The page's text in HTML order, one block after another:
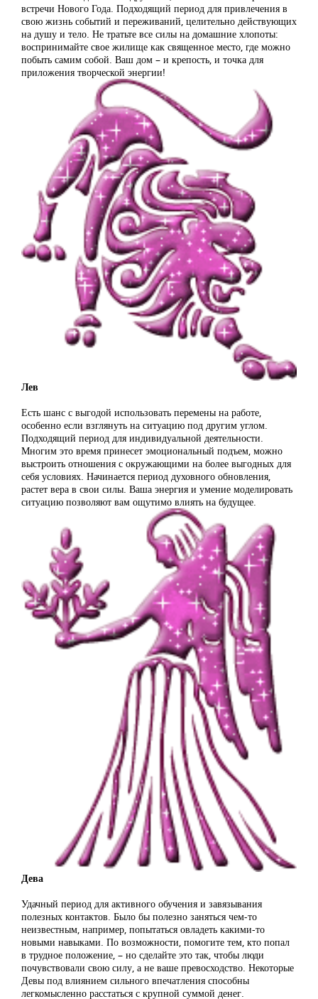
встречи Нового Года. Подходящий период для привлечения в
свою жизнь событий и переживаний, целительно действующих
на душу и тело. Не тратьте все силы на домашние хлопоты:
воспринимайте свое жилище как священное место, где можно
побыть самим собой. Ваш дом – и крепость, и точка для
приложения творческой энергии!
Лев
Есть шанс с выгодой использовать перемены на работе,
особенно если взглянуть на ситуацию под другим углом.
Подходящий период для индивидуальной деятельности.
Многим это время принесет эмоциональный подъем, можно
выстроить отношения с окружающими на более выгодных для
себя условиях. Начинается период духовного обновления,
растет вера в свои силы. Ваша энергия и умение моделировать
ситуацию позволяют вам ощутимо влиять на будущее.
Дева
Удачный период для активного обучения и завязывания
полезных контактов. Было бы полезно заняться чем-то
неизвестным, например, попытаться овладеть какими-то
новыми навыками. По возможности, помогите тем, кто попал
в трудное положение, – но сделайте это так, чтобы люди
почувствовали свою силу, а не ваше превосходство. Некоторые
Девы под влиянием сильного впечатления способны
легкомысленно расстаться с крупной суммой денег.